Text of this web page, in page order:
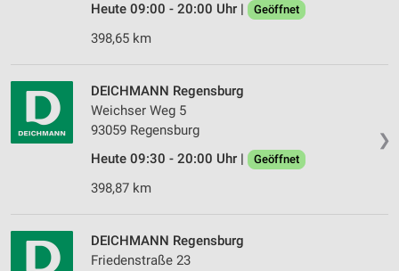
Heute 09:00 - 20:00 Uhr |
Geöffnet
398,65 km
❯
DEICHMANN Regensburg
Weichser Weg 5
93059 Regensburg
Heute 09:30 - 20:00 Uhr |
Geöffnet
398,87 km
DEICHMANN Regensburg
Friedenstraße 23